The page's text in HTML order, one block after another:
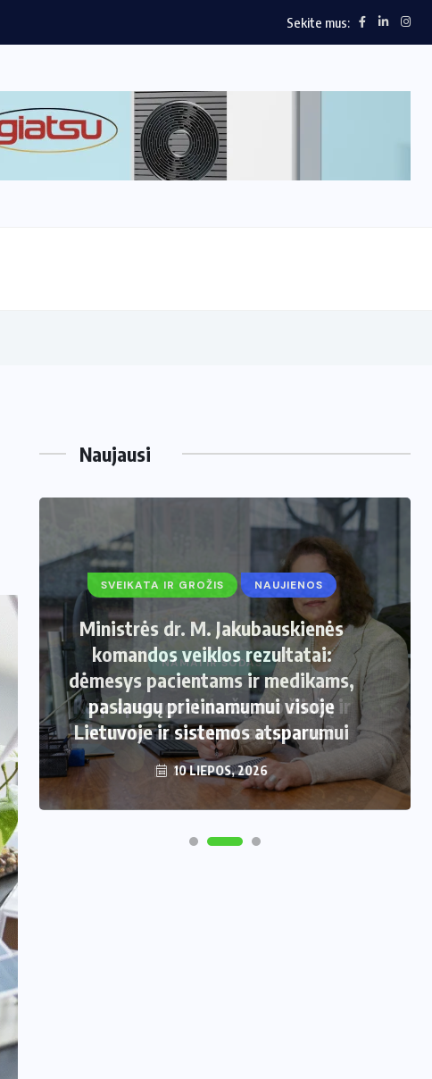
Sekite mus:
Naujausi
SVEIKATA IR GROŽIS NAUJIENOS
Ministrės dr. M. Jakubauskienės
komandos veiklos rezultatai:
dėmesys pacientams ir medikams,
paslaugų prieinamumui visoje
Lietuvoje ir sistemos atsparumui
10 LIEPOS, 2026